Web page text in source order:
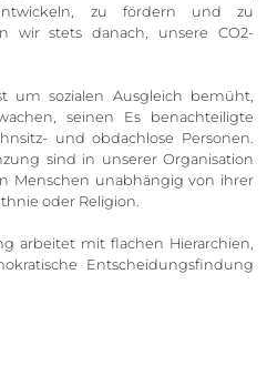
zu fördern und zu
wir stets danach, unsere CO2-
um sozialen Ausgleich bemüht,
seinen Es benachteiligte
und obdachlose Personen.
sind in unserer Organisation
Menschen unabhängig von ihrer
oder Religion.
arbeitet mit flachen Hierarchien,
Entscheidungsfindung